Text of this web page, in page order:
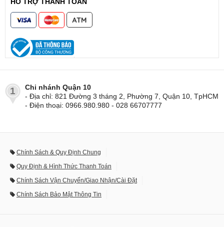
HỖ TRỢ THANH TOÁN
1
Chi nhánh Quận 10
- Địa chỉ: 821 Đường 3 tháng 2, Phường 7, Quận 10, TpHCM
- Điện thoại: 0966.980.980 - 028 66707777
Chính Sách & Quy Định Chung
Quy Định & Hình Thức Thanh Toán
Chính Sách Vận Chuyển/Giao Nhận/Cài Đặt
Chính Sách Bảo Mật Thông Tin